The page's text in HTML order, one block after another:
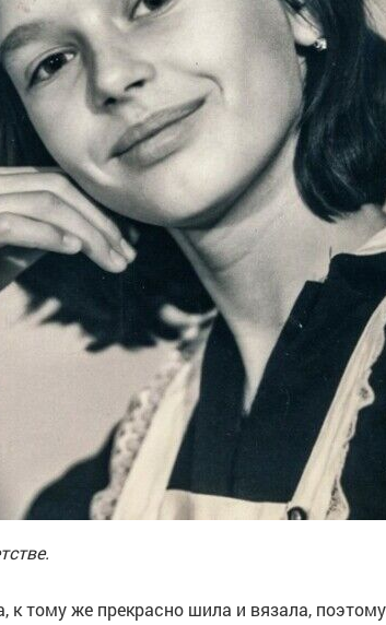
к тому же прекрасно шила и вязала,